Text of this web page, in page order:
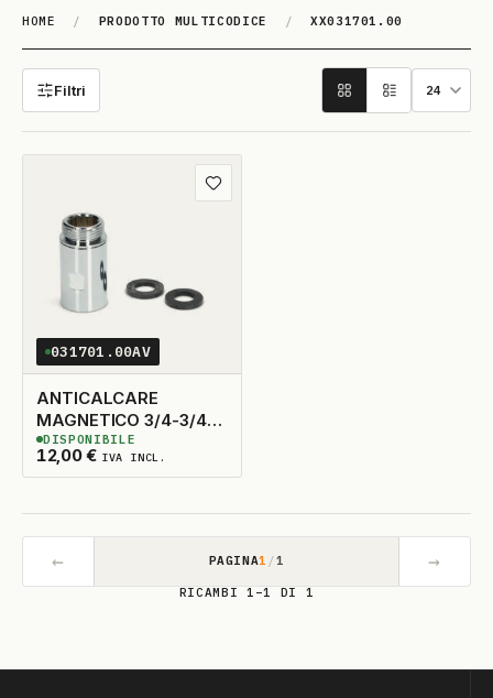
HOME / PRODOTTO MULTICODICE / XX031701.00
XX031701.00
Filtri
Aggiungi ai preferiti
031701.00AV
ANTICALCARE
MAGNETICO 3/4-3/4
WPRO
12,00€ IVA INCL.
6DISPONIBILI
DISPONIBILE
← PAGINA1 /1 →
RICAMBI 1–1 DI 1